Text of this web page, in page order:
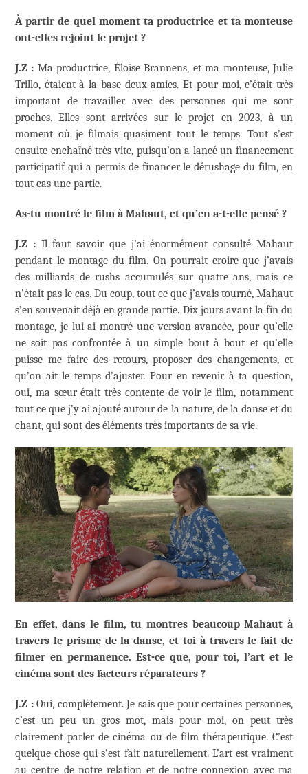
À partir de quel moment ta productrice et ta monteuse
ont-elles rejoint le projet ?
J.Z : Ma productrice, Éloïse Brannens, et ma monteuse, Julie
Trillo, étaient à la base deux amies. Et pour moi, c’était très
important de travailler avec des personnes qui me sont
proches. Elles sont arrivées sur le projet en 2023, à un
moment où je filmais quasiment tout le temps. Tout s’est
ensuite enchaîné très vite, puisqu’on a lancé un financement
participatif qui a permis de financer le dérushage du film, en
tout cas une partie.
As-tu montré le film à Mahaut, et qu’en a-t-elle pensé ?
J.Z :Il faut savoir que j’ai énormément consulté Mahaut
pendant le montage du film. On pourrait croire que j’avais
des milliards de rushs accumulés sur quatre ans, mais ce
n’était pas le cas. Du coup, tout ce que j’avais tourné, Mahaut
s’en souvenait déjà en grande partie. Dix jours avant la fin du
montage, je lui ai montré une version avancée, pour qu’elle
ne soit pas confrontée à un simple bout à bout et qu’elle
puisse me faire des retours, proposer des changements, et
qu’on ait le temps d’ajuster. Pour en revenir à ta question,
oui, ma sœur était très contente de voir le film, notamment
tout ce que j’y ai ajouté autour de la nature, de la danse et du
chant, qui sont des éléments très importants de sa vie.
En effet, dans le film, tu montres beaucoup Mahaut à
travers le prisme de la danse, et toi à travers le fait de
filmer en permanence. Est-ce que, pour toi, l’art et le
cinéma sont des facteurs réparateurs ?
J.Z :Oui, complètement. Je sais que pour certaines personnes,
c’est un peu un gros mot, mais pour moi, on peut très
clairement parler de cinéma ou de film thérapeutique. C’est
quelque chose qui s’est fait naturellement. L’art est vraiment
au centre de notre relation et de notre connexion avec ma